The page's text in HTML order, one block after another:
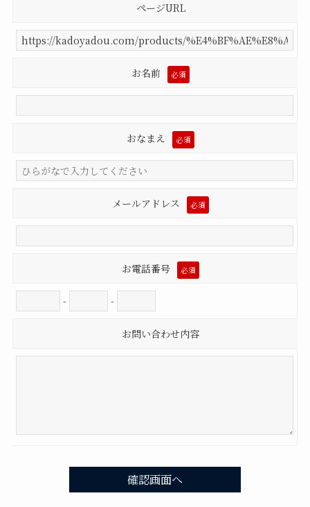
ページURL
お名前 必須
おなまえ 必須
メールアドレス 必須
お電話番号 必須
- -
お問い合わせ内容